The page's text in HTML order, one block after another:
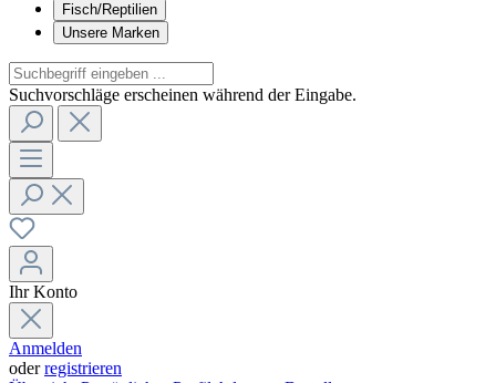
Fisch/Reptilien
Unsere Marken
Suchvorschläge erscheinen während der Eingabe.
Ihr Konto
Anmelden
oderregistrieren